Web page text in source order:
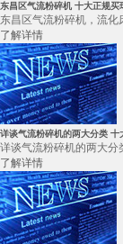
东昌区气流粉碎机 十大正规
东昌区气流粉碎机，流
了解详情
详谈气流粉碎机的两大分类
详谈气流粉碎机的两大分
了解详情